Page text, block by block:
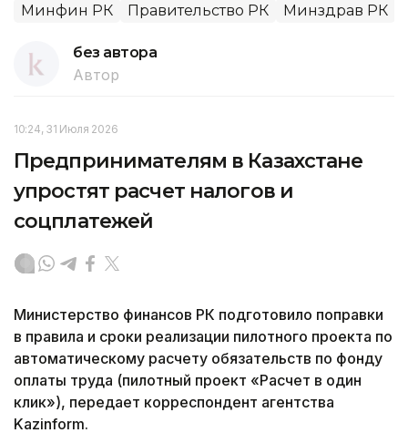
Минфин РК Правительство РК Минздрав РК
без автора
Автор
10:24, 31 Июля 2026
Предпринимателям в Казахстане
упростят расчет налогов и
соцплатежей
Министерство финансов РК подготовило поправки
в правила и сроки реализации пилотного проекта по
автоматическому расчету обязательств по фонду
оплаты труда (пилотный проект «Расчет в один
клик»), передает корреспондент агентства
Kazinform.